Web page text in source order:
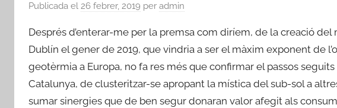
Publicada el 26 febrer, 2019 per admin
Després d’enterar-me per la premsa com diríem, de la creació
Dublín el gener de 2019, que vindria a ser el màxim exponent de
geotèrmia a Europa, no fa res més que confirmar el passos
Catalunya, de clusteritzar-se apropant la mística del sub-sol a
sumar sinergies que de ben segur donaran valor afegit als